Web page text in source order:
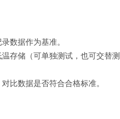
数据作为基准。
存储（可单独测试，也可交替测
比数据是否符合合格标准。